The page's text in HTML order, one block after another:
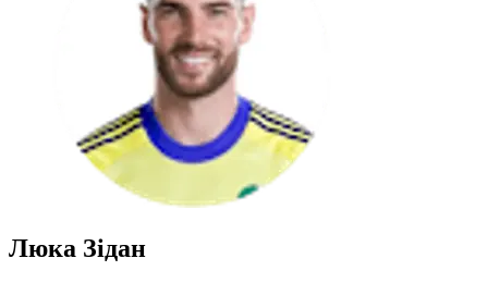
Люка Зідан